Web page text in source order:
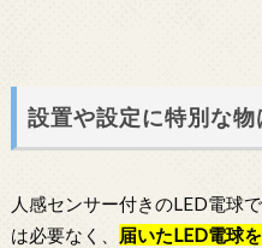
設置や設定に特別な
人感センサー付きのLED電球
は必要なく、
届いたLED電球